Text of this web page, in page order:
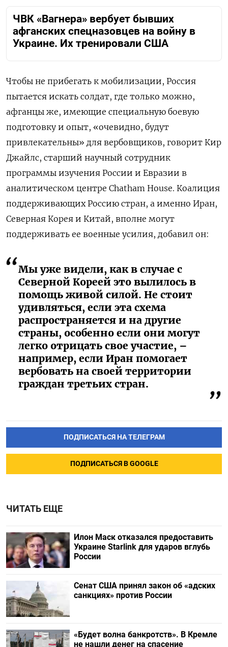
ЧВК «Вагнера» вербует бывших
афганских спецназовцев на войну в
Украине. Их тренировали США
Чтобы не прибегать к мобилизации, Россия
пытается искать солдат, где только можно,
афганцы же, имеющие специальную боевую
подготовку и опыт, «очевидно, будут
привлекательны» для вербовщиков, говорит Кир
Джайлс, старший научный сотрудник
программы изучения России и Евразии в
аналитическом центре Chatham House. Коалиция
поддерживающих Россию стран, а именно Иран,
Северная Корея и Китай, вполне могут
поддерживать ее военные усилия, добавил он:
Мы уже видели, как в случае с
Северной Кореей это вылилось в
помощь живой силой. Не стоит
удивляться, если эта схема
распространяется и на другие
страны, особенно если они могут
легко отрицать свое участие, –
например, если Иран помогает
вербовать на своей территории
граждан третьих стран.
ПОДПИСАТЬСЯ НА ТЕЛЕГРАМ
ПОДПИСАТЬСЯ В GOOGLE
ЧИТАТЬ ЕЩЕ
Илон Маск отказался предоставить
Украине Starlink для ударов вглубь
России
Сенат США принял закон об «адских
санкциях» против России
«Будет волна банкротств». В Кремле
не нашли денег на спасение